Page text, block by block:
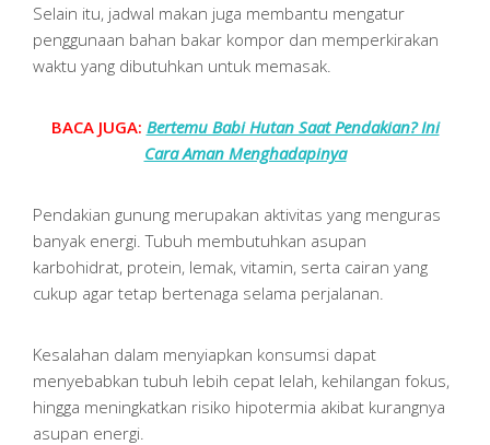
Selain itu, jadwal makan juga membantu mengatur
penggunaan bahan bakar kompor dan memperkirakan
waktu yang dibutuhkan untuk memasak.
BACA JUGA: Bertemu Babi Hutan Saat Pendakian? Ini
Cara Aman Menghadapinya
Pendakian gunung merupakan aktivitas yang menguras
banyak energi. Tubuh membutuhkan asupan
karbohidrat, protein, lemak, vitamin, serta cairan yang
cukup agar tetap bertenaga selama perjalanan.
Kesalahan dalam menyiapkan konsumsi dapat
menyebabkan tubuh lebih cepat lelah, kehilangan fokus,
hingga meningkatkan risiko hipotermia akibat kurangnya
asupan energi.